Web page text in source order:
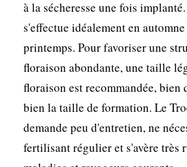
à la sécheresse une fois
s'effectue idéalement en
printemps. Pour favoriser une
floraison abondante, une taille
floraison est recommandée, bien
bien la taille de formation. Le
demande peu d'entretien, ne
fertilisant régulier et s'avère très